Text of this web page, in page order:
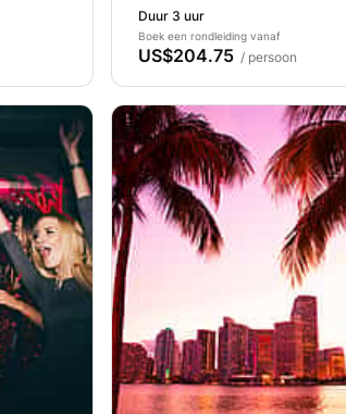
Duur 3 uur
Boek een rondleiding vanaf
US$204.75 / persoon